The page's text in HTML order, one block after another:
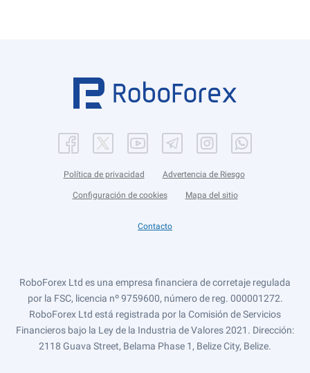
Política de privacidad Advertencia de Riesgo
Configuración de cookies Mapa del sitio
Contacto
RoboForex Ltd es una empresa financiera de corretaje regulada
por la FSC, licencia nº 9759600, número de reg. 000001272.
RoboForex Ltd está registrada por la Comisión de Servicios
Financieros bajo la Ley de la Industria de Valores 2021. Dirección:
2118 Guava Street, Belama Phase 1, Belize City, Belize.